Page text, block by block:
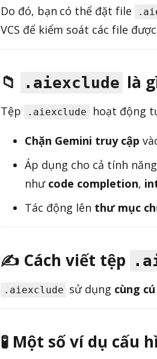
Do đó, bạn có thể đặt file
VCS để kiểm soát các file
📁 .aiexclude là
Tệp .aiexclude hoạt động
Chặn Gemini truy cập
Áp dụng cho cả tính năng
như code completion,
Tác động lên thư mục
✍️ Cách viết tệp
.aiexclude sử dụng cùng
🧪 Một số ví dụ cấu